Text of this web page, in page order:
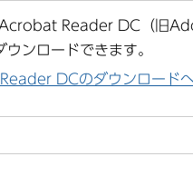
Reader DC（旧
ンロードできます。
DCのダウンロード